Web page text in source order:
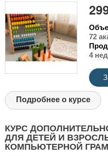
72
4
Подробнее о курсе
КУРС
ДЛЯ ДЕТЕЙ И
КОМПЬЮТЕРНОЙ